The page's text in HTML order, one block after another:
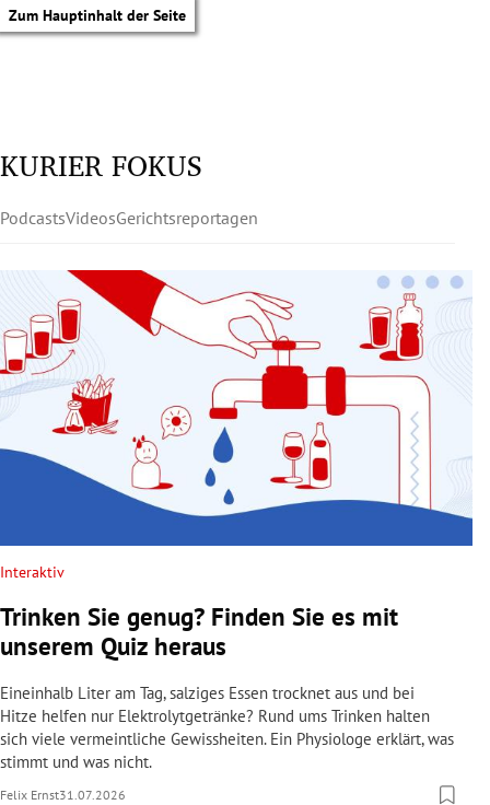
Zum Hauptinhalt der Seite
Untermenü
Untermenü
Untermenü
Untermenü
Untermenü
KURIER FOKUS
PodcastsVideosGerichtsreportagen
Interaktiv
Trinken Sie genug? Finden Sie es mit
unserem Quiz heraus
Eineinhalb Liter am Tag, salziges Essen trocknet aus und bei
Hitze helfen nur Elektrolytgetränke? Rund ums Trinken halten
sich viele vermeintliche Gewissheiten. Ein Physiologe erklärt, was
stimmt und was nicht.
Felix Ernst31.07.2026